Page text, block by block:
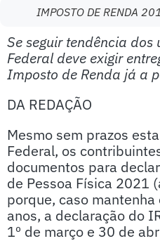
IMPOSTO DE RENDA
Se seguir tendência dos
Federal deve exigir
Imposto de Renda já a
DA REDAÇÃO
Mesmo sem prazos
Federal, os
documentos para
de Pessoa Física 2021
porque, caso
anos, a declaração do
1º de março e 30 de